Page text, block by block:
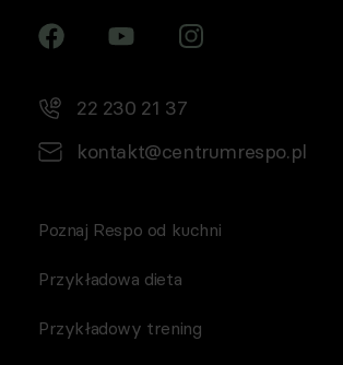
22 230 21 37
kontakt@centrumrespo.pl
Poznaj Respo od kuchni
Przykładowa dieta
Przykładowy trening